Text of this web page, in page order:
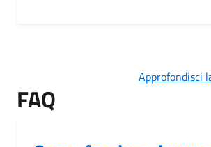
Approfondisci
FAQ